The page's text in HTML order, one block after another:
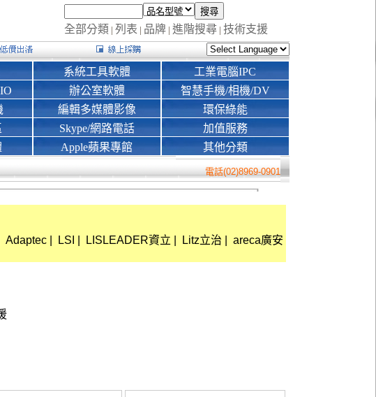
全部分類 | 列表 | 品牌| 進階搜尋| 技術支援
系統工具軟體
辦公室軟體
編輯多媒體影像
Skype/網路電話
Apple蘋果專館
工業電腦IPC
智慧手機/相機/DV
環保綠能
加值服務
其他分類
電話(02)8969-0901
Adaptec LSI LISLEADER資立 Litz立治
areca廣安